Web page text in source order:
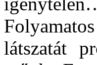
látszatát